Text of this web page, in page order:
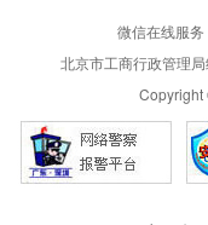
微信在线服
北京市工商行政管理